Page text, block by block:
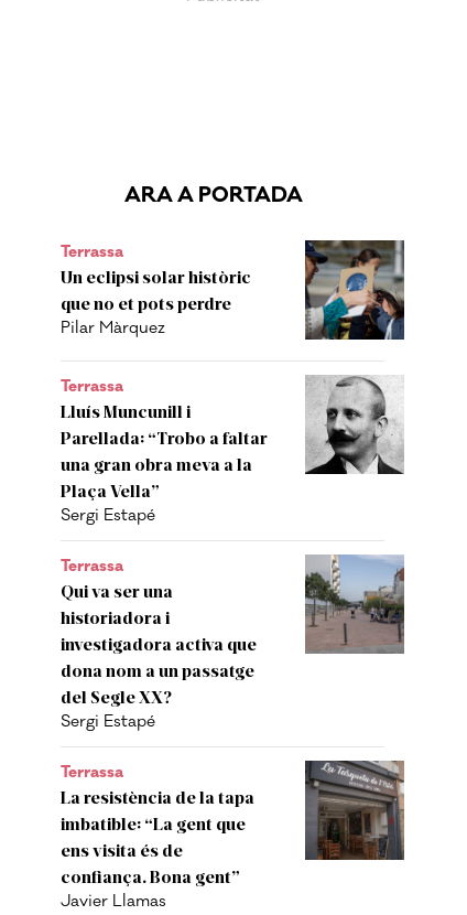
ARA A PORTADA
Terrassa
Un eclipsi solar històric
que no et pots perdre
Pilar Màrquez
Terrassa
Lluís Muncunill i
Parellada: “Trobo a faltar
una gran obra meva a la
Plaça Vella”
Sergi Estapé
Terrassa
Qui va ser una
historiadora i
investigadora activa que
dona nom a un passatge
del Segle XX?
Sergi Estapé
Terrassa
La resistència de la tapa
imbatible: “La gent que
ens visita és de
confiança. Bona gent”
Javier Llamas